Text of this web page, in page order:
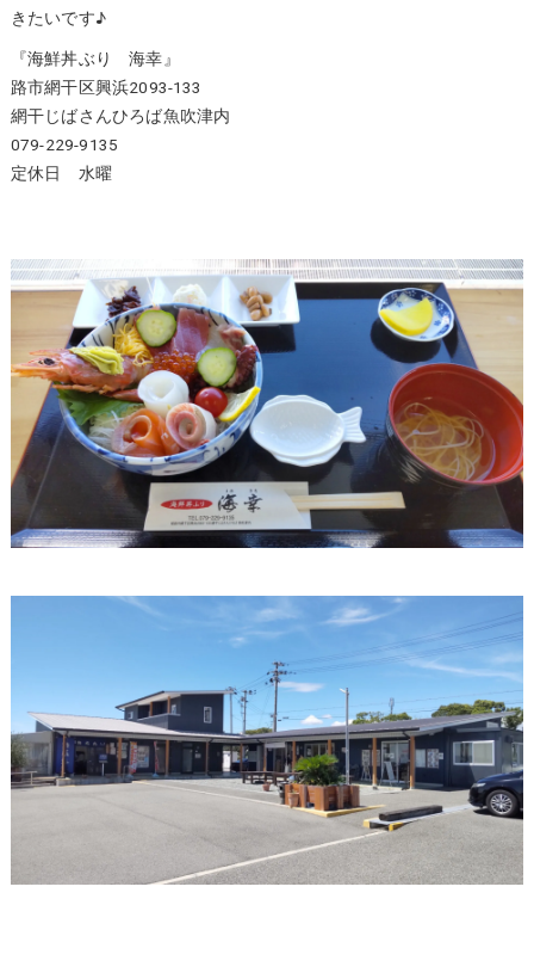
きたいです♪
『海鮮丼ぶり 海幸』
路市網干区興浜2093-133
網干じばさんひろば魚吹津内
079-229-9135
定休日 水曜